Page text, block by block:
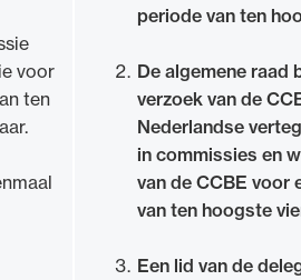
voor
ten
periode van ten
De algemene raad
verzoek van de
Nederlandse
in commissies en
van de CCBE voor
van ten hoogste
Een lid van de